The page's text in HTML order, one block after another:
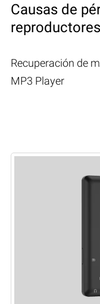
Causas de
Recuperación de
MP3 Player